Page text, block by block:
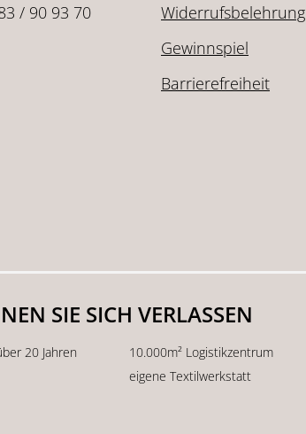
/ 90 93 70
Widerrufsbelehrung
Gewinnspiel
Barrierefreiheit
SIE SICH VERLASSEN
20 Jahren
10.000m² Logistikzentrum
eigene Textilwerkstatt